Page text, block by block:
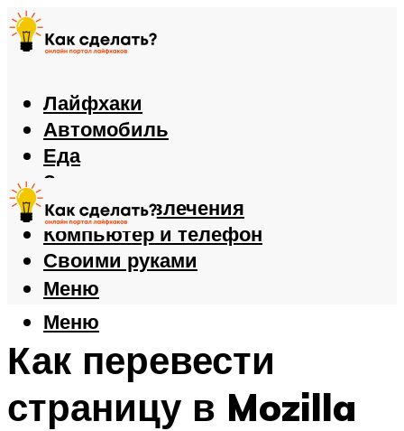
Лайфхаки
Автомобиль
Еда
Здоровье
Игры и развлечения
Компьютер и телефон
Своими руками
Меню
Меню
Как перевести
страницу в Mozilla